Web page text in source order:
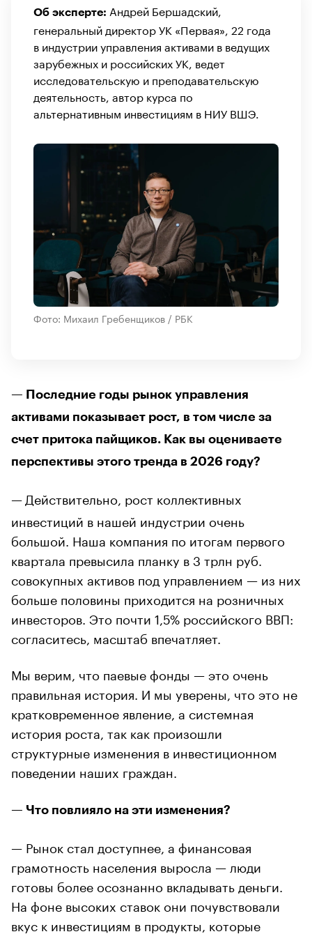
Об эксперте: Андрей Бершадский,
генеральный директор УК «Первая», 22 года
в индустрии управления активами в ведущих
зарубежных и российских УК, ведет
исследовательскую и преподавательскую
деятельность, автор курса по
альтернативным инвестициям в НИУ ВШЭ.
Фото: Михаил Гребенщиков / РБК
— Последние годы рынок управления
активами показывает рост, в том числе за
счет притока пайщиков. Как вы оцениваете
перспективы этого тренда в 2026 году?
— Действительно, рост коллективных
инвестиций в нашей индустрии очень
большой. Наша компания по итогам первого
квартала превысила планку в 3 трлн руб.
совокупных активов под управлением — из них
больше половины приходится на розничных
инвесторов. Это почти 1,5% российского ВВП:
согласитесь, масштаб впечатляет.
Мы верим, что паевые фонды — это очень
правильная история. И мы уверены, что это не
кратковременное явление, а системная
история роста, так как произошли
структурные изменения в инвестиционном
поведении наших граждан.
— Что повлияло на эти изменения?
— Рынок стал доступнее, а финансовая
грамотность населения выросла — люди
готовы более осознанно вкладывать деньги.
На фоне высоких ставок они почувствовали
вкус к инвестициям в продукты, которые